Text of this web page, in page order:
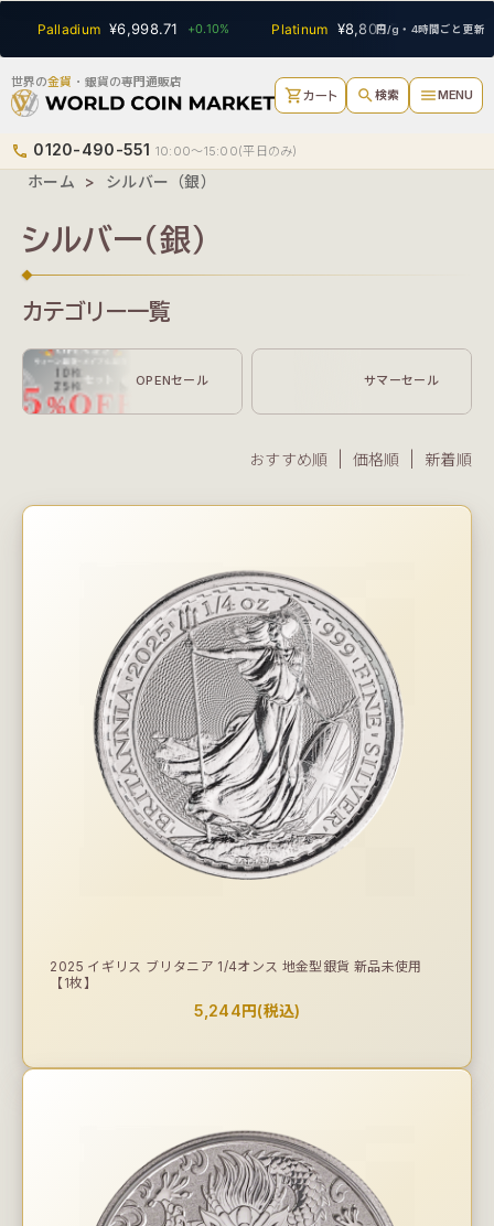
¥6,998.71 +0.10% Platinum ¥8,809.77 -0.70% Gold
円/g・4時間ごと更新
世界の金貨 ・銀貨の専門通販店
shopping_cartカート search検索 menuMENU
phone 0120-490-551 10:00〜15:00(平日のみ)
ホーム > シルバー（銀）
シルバー（銀）
カテゴリー一覧
OPENセール サマーセール
おすすめ順 | 価格順 | 新着順
2025 イギリス ブリタニア 1/4オンス 地金型銀貨 新品未使用
【1枚】
5,244円(税込)
SEARCH